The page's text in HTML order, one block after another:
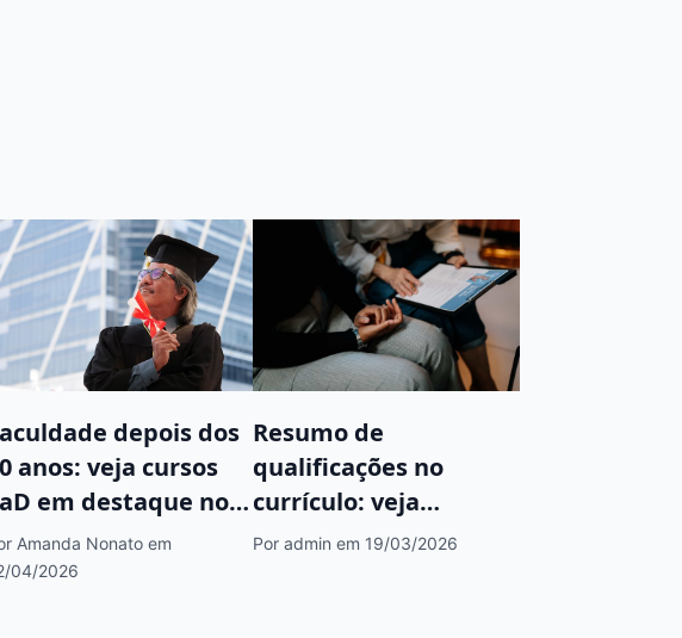
depois dos
anos: veja cursos
em destaque no
Amanda Nonato em
04/2026
Resumo de
qualificações no
currículo: veja
exemplos para colocar
Por admin em 19/03/2026